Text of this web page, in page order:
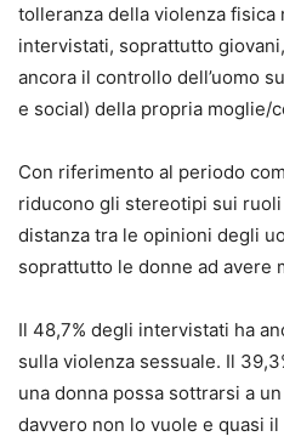
tolleranza della violenza fisica
intervistati, soprattutto
ancora il controllo dell’uomo
e social) della propria moglie/
Con riferimento al periodo
riducono gli stereotipi sui
distanza tra le opinioni degli
soprattutto le donne ad avere
Il 48,7% degli intervistati ha
sulla violenza sessuale. Il
una donna possa sottrarsi a
davvero non lo vuole e quasi